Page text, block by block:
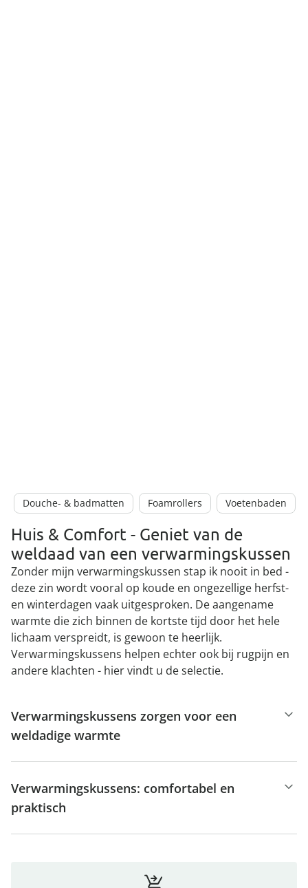
Douche- & badmatten Foamrollers Voetenbaden
Huis & Comfort - Geniet van de
weldaad van een verwarmingskussen
Zonder mijn verwarmingskussen stap ik nooit in bed -
deze zin wordt vooral op koude en ongezellige herfst-
en winterdagen vaak uitgesproken. De aangename
warmte die zich binnen de kortste tijd door het hele
lichaam verspreidt, is gewoon te heerlijk.
Verwarmingskussens helpen echter ook bij rugpijn en
andere klachten - hier vindt u de selectie.
Verwarmingskussens zorgen voor een
weldadige warmte
Verwarmingskussens: comfortabel en
praktisch